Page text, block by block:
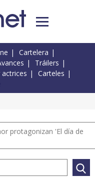
Cartelera
Tráilers
Carteles
protagonizan 'El día de